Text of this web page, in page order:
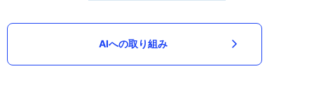
AIへの取り組み